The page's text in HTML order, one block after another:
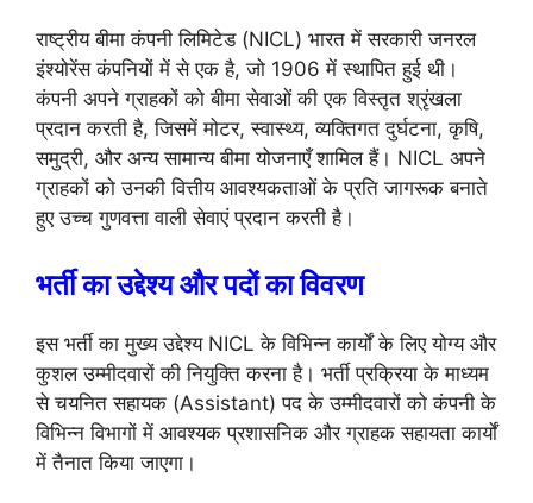
राष्ट्रीय बीमा कंपनी लिमिटेड (NICL) भारत में सरकारी जनरल
इंश्योरेंस कंपनियों में से एक है, जो 1906 में स्थापित हुई थी।
कंपनी अपने ग्राहकों को बीमा सेवाओं की एक विस्तृत श्रृंखला
प्रदान करती है, जिसमें मोटर, स्वास्थ्य, व्यक्तिगत दुर्घटना, कृषि,
समुद्री, और अन्य सामान्य बीमा योजनाएँ शामिल हैं। NICL अपने
ग्राहकों को उनकी वित्तीय आवश्यकताओं के प्रति जागरूक बनाते
हुए उच्च गुणवत्ता वाली सेवाएं प्रदान करती है।
भर्ती का उद्देश्य और पदों का विवरण
इस भर्ती का मुख्य उद्देश्य NICL के विभिन्न कार्यों के लिए योग्य और
कुशल उम्मीदवारों की नियुक्ति करना है। भर्ती प्रक्रिया के माध्यम
से चयनित सहायक (Assistant) पद के उम्मीदवारों को कंपनी के
विभिन्न विभागों में आवश्यक प्रशासनिक और ग्राहक सहायता कार्यों
में तैनात किया जाएगा।